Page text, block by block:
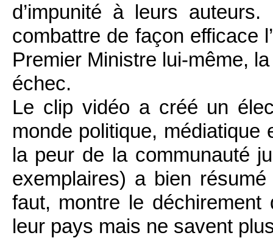
d’impunité à leurs
combattre de façon efficace
Premier Ministre lui-même,
échec.
Le clip vidéo a créé un
monde politique,
la peur de la communauté
exemplaires) a bien
faut, montre le
leur pays mais ne savent